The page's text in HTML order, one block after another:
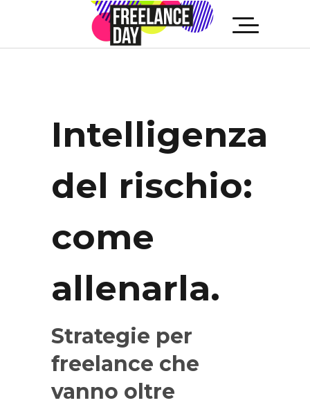
Intelligenza
del rischio:
come
allenarla.
Strategie per
freelance che
vanno oltre